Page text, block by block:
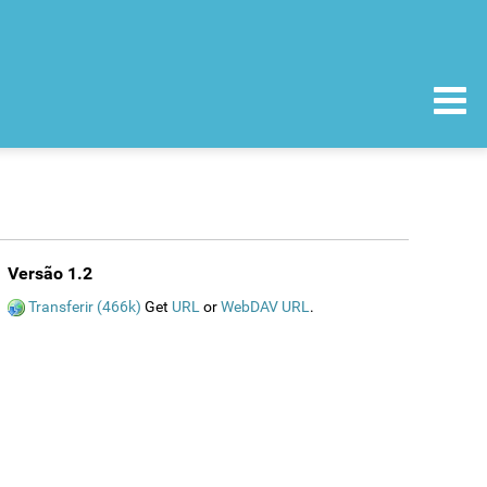
Versão 1.2
Transferir (466k) Get URL orWebDAV URL .